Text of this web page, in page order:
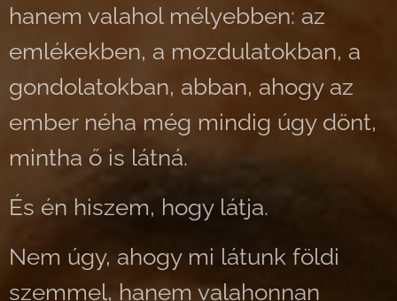
hanem valahol mélyebben: az
emlékekben, a mozdulatokban, a
gondolatokban, abban, ahogy az
ember néha még mindig úgy dönt,
mintha ő is látná.
És én hiszem, hogy látja.
Nem úgy, ahogy mi látunk földi
szemmel, hanem valahonnan